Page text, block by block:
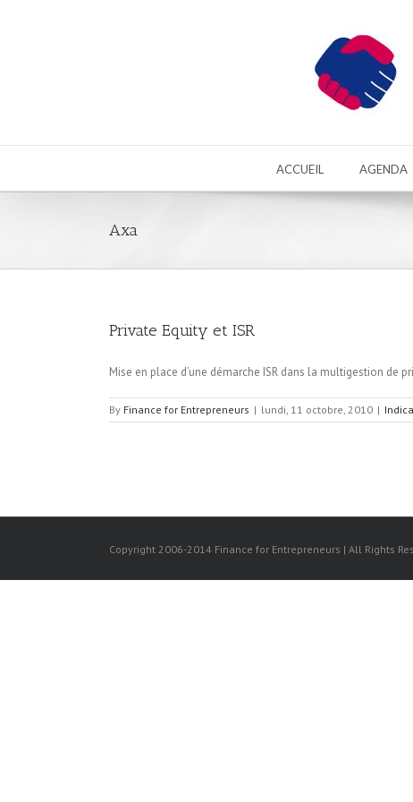
ACCUEIL AGENDA
Axa
Private Equity et ISR
Mise en place d’une démarche ISR dans la multigestion de
By Finance for Entrepreneurs | lundi, 11 octobre, 2010 |
Copyright 2006-2014 Finance for Entrepreneurs | All Rights